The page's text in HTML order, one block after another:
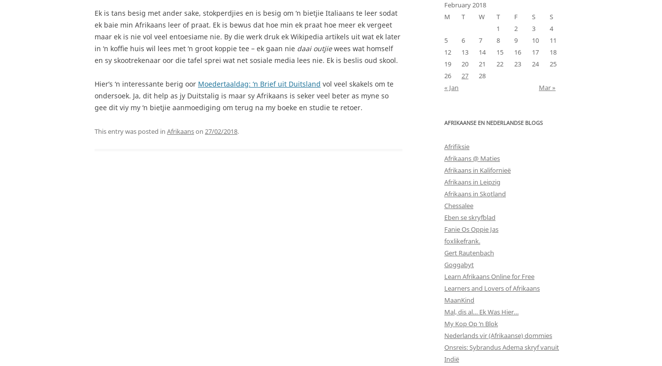
Ek is tans besig met ander sake, stokperdjies en is besig om ‘n bietjie Italiaans te leer sodat
ek baie min Afrikaans leer of praat. Ek is bewus dat hoe min ek praat hoe meer ek vergeet
maar ek is nie vol veel entoesiame nie. By die werk druk ek Wikipedia artikels uit wat ek later
in ‘n koffie huis wil lees met ‘n groot koppie tee – ek gaan nie daai outjiewees wat homself
en sy skootrekenaar oor die tafel sprei wat net sosiale media lees nie. Ek is beslis oud skool.
Hier’s ‘n interessante berig oor Moedertaaldag: ‘n Brief uit Duitsland vol veel skakels om te
ondersoek. Ja, dit help as jy Duitstalig is maar sy Afrikaans is seker veel beter as myne so
gee dit viy my ‘n bietjie aanmoediging om terug na my boeke en studie te retoer.
This entry was posted in Afrikaanson 27/02/2018.
February 2018
M
T W T F S
S
1
2 3
4
5
6 7 8 9 10
11
12
13 14 15 16 17
18
19
20 21 22 23 24
25
26
27
28
« Jan
Mar »
AFRIKAANSE EN NEDERLANDSE BLOGS
Afrifiksie
Afrikaans @ Maties
Afrikaans in Kalifornieë
Afrikaans in Leipzig
Afrikaans in Skotland
Chessalee
Eben se skryfblad
Fanie Os Oppie Jas
foxlikefrank.
Gert Rautenbach
Goggabyt
Learn Afrikaans Online for Free
Learners and Lovers of Afrikaans
MaanKind
Mal, dis al… Ek Was Hier…
My Kop Op ‘n Blok
Nederlands vir (Afrikaanse) dommies
Onsreis: Sybrandus Adema skryf vanuit
Indië